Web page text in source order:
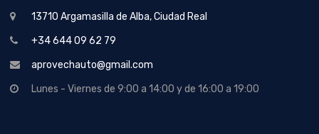
13710 Argamasilla de Alba, Ciudad Real
+34 644 09 62 79
aprovechauto@gmail.com
Lunes - Viernes de 9:00 a 14:00 y de 16:00 a 19:00